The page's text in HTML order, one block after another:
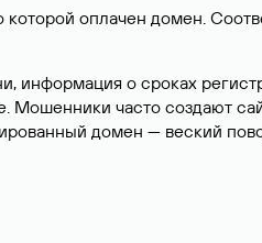
оплачен домен.
информация о сроках
Мошенники часто создают
домен — веский